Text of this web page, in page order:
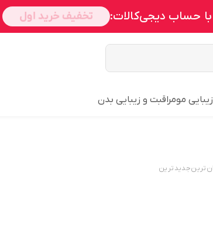
مومراقبت و زیبایی بدن
جدید‌ترین